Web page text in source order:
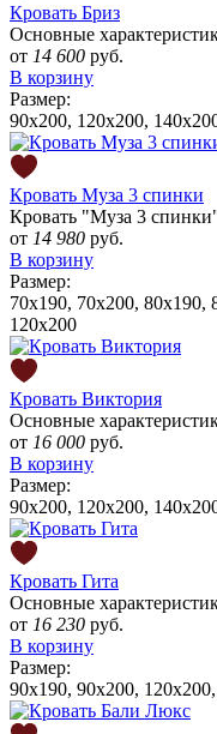
Кровать Бриз
Основные
от 14 600 руб.
В корзину
Размер:
90x200, 120x200,
Кровать Муза 3 спинки
Кровать "Муза 3
от 14 980 руб.
В корзину
Размер:
70х190, 70х200, 80x190,
120x200
Кровать Виктория
Основные
от 16 000 руб.
В корзину
Размер:
90x200, 120x200,
Кровать Гита
Основные
от 16 230 руб.
В корзину
Размер:
90x190, 90x200,